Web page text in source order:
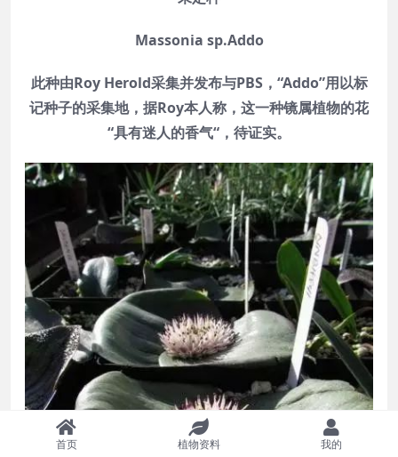
Massonia sp.Addo
此种由Roy Herold采集并发布与PBS，“Addo”用以标
记种子的采集地，据Roy本人称，这一种镜属植物的花
“具有迷人的香气“，待证实。
首页 植物资料 我的